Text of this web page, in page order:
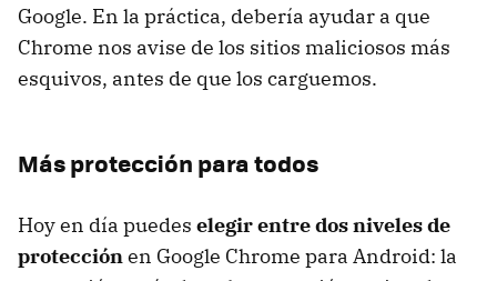
Google. En la práctica, debería ayudar a que
Chrome nos avise de los sitios maliciosos más
esquivos, antes de que los carguemos.
Más protección para todos
Hoy en día puedes elegir entre dos niveles de
protecciónen Google Chrome para Android: la